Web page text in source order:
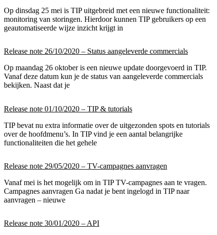
Op dinsdag 25 mei is TIP uitgebreid met een nieuwe functionaliteit:
monitoring van storingen. Hierdoor kunnen TIP gebruikers op een
geautomatiseerde wijze inzicht krijgt in
Release note 26/10/2020 – Status aangeleverde commercials
Op maandag 26 oktober is een nieuwe update doorgevoerd in TIP.
Vanaf deze datum kun je de status van aangeleverde commercials
bekijken. Naast dat je
Release note 01/10/2020 – TIP & tutorials
TIP bevat nu extra informatie over de uitgezonden spots en tutorials
over de hoofdmenu’s. In TIP vind je een aantal belangrijke
functionaliteiten die het gehele
Release note 29/05/2020 – TV-campagnes aanvragen
Vanaf mei is het mogelijk om in TIP TV-campagnes aan te vragen.
Campagnes aanvragen Ga nadat je bent ingelogd in TIP naar
aanvragen – nieuwe
Release note 30/01/2020 – API